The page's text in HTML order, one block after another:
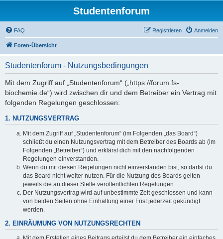
Studentenforum
FAQ Anmelden
Registrieren
Foren-Übersicht
Studentenforum - Nutzungsbedingungen
Mit dem Zugriff auf „Studentenforum“ („https://forum.fs-
biochemie.de“) wird zwischen dir und dem Betreiber ein Vertrag mit
folgenden Regelungen geschlossen:
1. NUTZUNGSVERTRAG
Mit dem Zugriff auf „Studentenforum“ (im Folgenden „das Board“)
schließt du einen Nutzungsvertrag mit dem Betreiber des Boards ab (im
Folgenden „Betreiber“) und erklärst dich mit den nachfolgenden
Regelungen einverstanden.
Wenn du mit diesen Regelungen nicht einverstanden bist, so darfst du
das Board nicht weiter nutzen. Für die Nutzung des Boards gelten
jeweils die an dieser Stelle veröffentlichten Regelungen.
Der Nutzungsvertrag wird auf unbestimmte Zeit geschlossen und kann
von beiden Seiten ohne Einhaltung einer Frist jederzeit gekündigt
werden.
2. EINRÄUMUNG VON NUTZUNGSRECHTEN